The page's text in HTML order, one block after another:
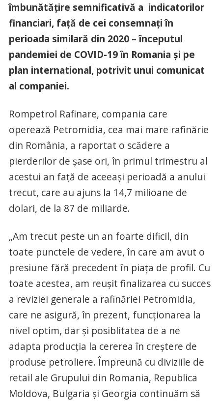
îmbunătățire semnificativă a indicatorilor
financiari, față de cei consemnați în
perioada similară din 2020 – începutul
pandemiei de COVID-19 în Romania și pe
plan international, potrivit unui comunicat
al companiei.
Rompetrol Rafinare, compania care
operează Petromidia, cea mai mare rafinărie
din România, a raportat o scădere a
pierderilor de șase ori, în primul trimestru al
acestui an față de aceeași perioadă a anului
trecut, care au ajuns la 14,7 milioane de
dolari, de la 87 de miliarde.
„Am trecut peste un an foarte dificil, din
toate punctele de vedere, în care am avut o
presiune fără precedent în piața de profil. Cu
toate acestea, am reușit finalizarea cu succes
a reviziei generale a rafinăriei Petromidia,
care ne asigură, în prezent, funcționarea la
nivel optim, dar și posiblitatea de a ne
adapta producția la cererea în creștere de
produse petroliere. Împreună cu diviziile de
retail ale Grupului din Romania, Republica
Moldova, Bulgaria și Georgia continuăm să